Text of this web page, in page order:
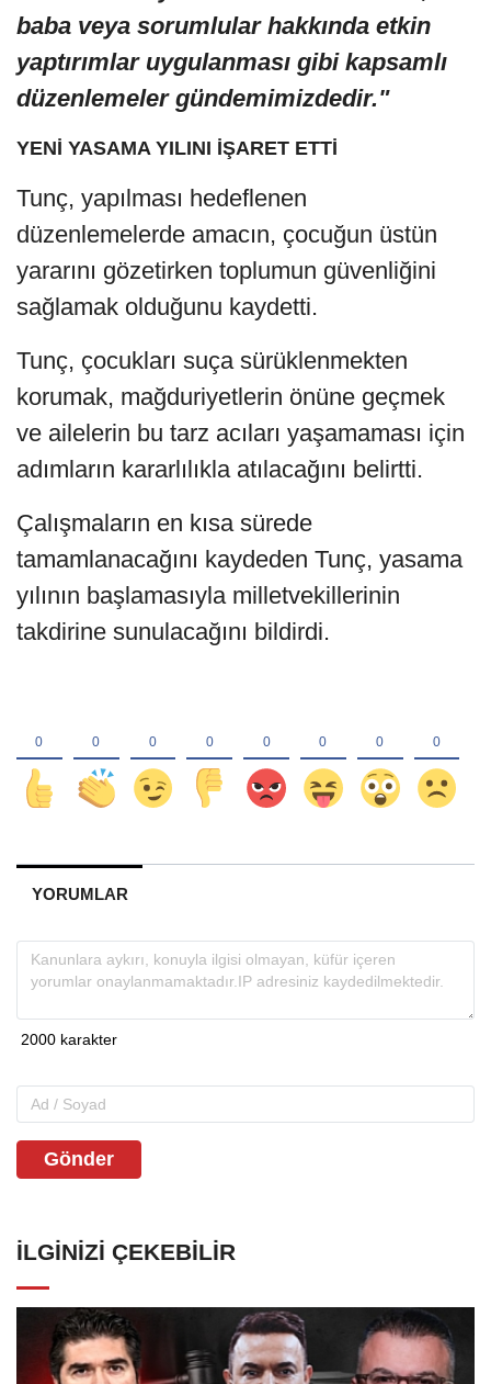
baba veya sorumlular hakkında etkin
yaptırımlar uygulanması gibi kapsamlı
düzenlemeler gündemimizdedir."
YENİ YASAMA YILINI İŞARET ETTİ
Tunç, yapılması hedeflenen
düzenlemelerde amacın, çocuğun üstün
yararını gözetirken toplumun güvenliğini
sağlamak olduğunu kaydetti.
Tunç, çocukları suça sürüklenmekten
korumak, mağduriyetlerin önüne geçmek
ve ailelerin bu tarz acıları yaşamaması için
adımların kararlılıkla atılacağını belirtti.
Çalışmaların en kısa sürede
tamamlanacağını kaydeden Tunç, yasama
yılının başlamasıyla milletvekillerinin
takdirine sunulacağını bildirdi.
YORUMLAR
Gönder
İLGINIZI ÇEKEBILIR